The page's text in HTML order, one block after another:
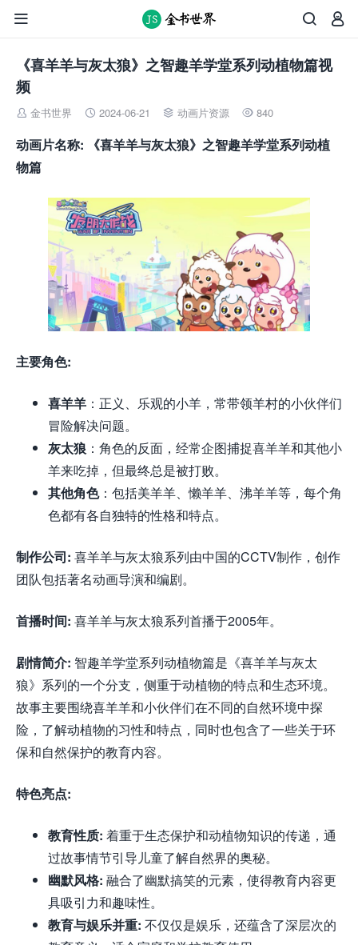



《喜羊羊与灰太狼》之智趣羊学堂系列动植物篇视
频
 金书世界  2024-06-21  动画片资源  840
动画片名称: 《喜羊羊与灰太狼》之智趣羊学堂系列动植
物篇
主要角色:
喜羊羊 ：正义、乐观的小羊，常带领羊村的小伙伴们
冒险解决问题。
灰太狼 ：角色的反面，经常企图捕捉喜羊羊和其他小
羊来吃掉，但最终总是被打败。
其他角色：包括美羊羊、懒羊羊、沸羊羊等，每个角
色都有各自独特的性格和特点。
制作公司: 喜羊羊与灰太狼系列由中国的CCTV制作，创作
团队包括著名动画导演和编剧。
首播时间: 喜羊羊与灰太狼系列首播于2005年。
剧情简介: 智趣羊学堂系列动植物篇是《喜羊羊与灰太
狼》系列的一个分支，侧重于动植物的特点和生态环境。
故事主要围绕喜羊羊和小伙伴们在不同的自然环境中探
险，了解动植物的习性和特点，同时也包含了一些关于环
保和自然保护的教育内容。
特色亮点:
教育性质: 着重于生态保护和动植物知识的传递，通
过故事情节引导儿童了解自然界的奥秘。
幽默风格: 融合了幽默搞笑的元素，使得教育内容更
具吸引力和趣味性。
教育与娱乐并重: 不仅仅是娱乐，还蕴含了深层次的